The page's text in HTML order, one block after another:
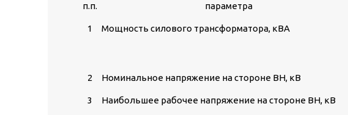
п.п. параметра
1 Мощность силового трансформатора, кВА
2 Номинальное напряжение на стороне ВН, кВ
3 Наибольшее рабочее напряжение на стороне ВН, кВ